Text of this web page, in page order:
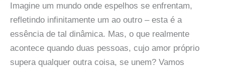
Imagine um mundo onde espelhos se enfrentam,
refletindo infinitamente um ao outro – esta é a
essência de tal dinâmica. Mas, o que realmente
acontece quando duas pessoas, cujo amor próprio
supera qualquer outra coisa, se unem? Vamos